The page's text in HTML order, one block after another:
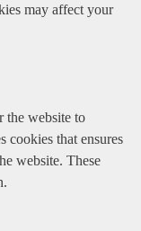
may affect your
the website to
cookies that ensures
website. These